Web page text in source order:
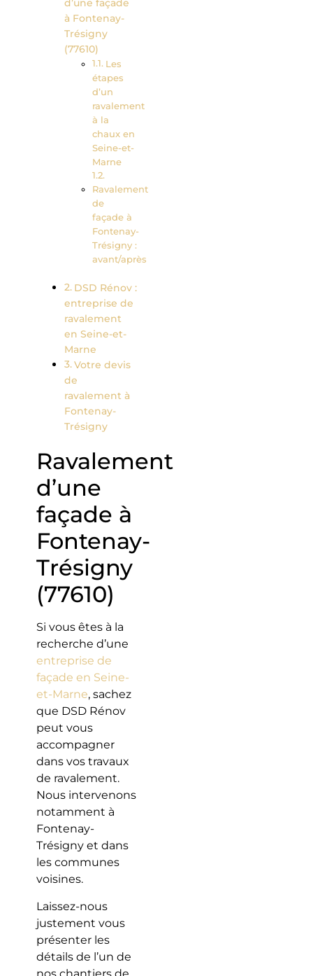
d’une façade
à Fontenay-
Trésigny
(77610)
Les
étapes
d’un
ravalement
à la
chaux en
Seine-et-
Marne
Ravalement
de
façade à
Fontenay-
Trésigny :
avant/après
DSD Rénov :
entreprise de
ravalement
en Seine-et-
Marne
Votre devis
de
ravalement à
Fontenay-
Trésigny
Ravalement
d’une
façade à
Fontenay-
Trésigny
(77610)
Si vous êtes à la
recherche d’une
entreprise de
façade en Seine-
et-Marne, sachez
que DSD Rénov
peut vous
accompagner
dans vos travaux
de ravalement.
Nous intervenons
notamment à
Fontenay-
Trésigny et dans
les communes
voisines.
Laissez-nous
justement vous
présenter les
détails de l’un de